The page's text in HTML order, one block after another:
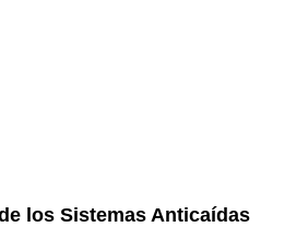
los Sistemas Anticaídas